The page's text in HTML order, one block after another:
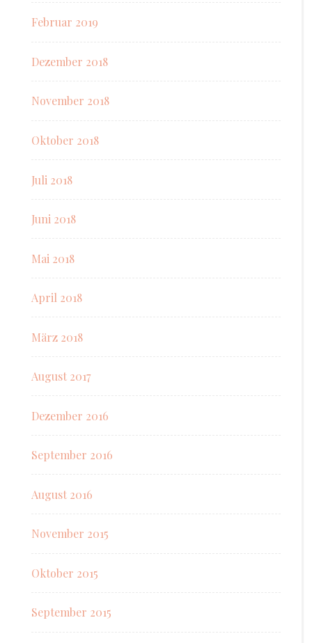
Februar 2019
Dezember 2018
November 2018
Oktober 2018
Juli 2018
Juni 2018
Mai 2018
April 2018
März 2018
August 2017
Dezember 2016
September 2016
August 2016
November 2015
Oktober 2015
September 2015